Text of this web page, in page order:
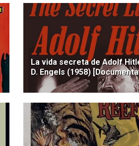
La vida secreta de Adolf
D. Engels (1958)